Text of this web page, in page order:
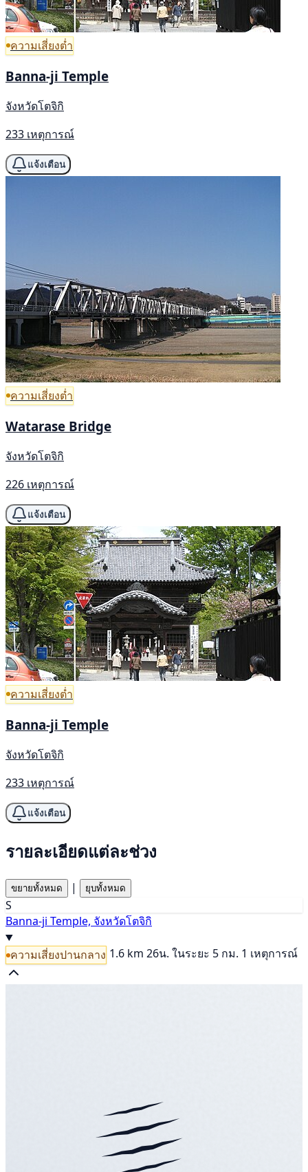
ความเสี่ยงต่ำ
Banna-ji Temple
จังหวัดโตจิกิ
233 เหตุการณ์
แจ้งเตือน
ความเสี่ยงต่ำ
Watarase Bridge
จังหวัดโตจิกิ
226 เหตุการณ์
แจ้งเตือน
ความเสี่ยงต่ำ
Banna-ji Temple
จังหวัดโตจิกิ
233 เหตุการณ์
แจ้งเตือน
รายละเอียดแต่ละช่วง
ขยายทั้งหมด | ยุบทั้งหมด
S
Banna-ji Temple, จังหวัดโตจิกิ
ความเสี่ยงปานกลาง 1.6 km 26น. ในระยะ 5 กม. 1 เหตุการณ์